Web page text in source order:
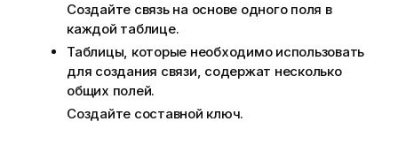
Создайте связь на основе одного поля в
каждой таблице.
Таблицы, которые необходимо использовать
для создания связи, содержат несколько
общих полей.
Создайте составной ключ.